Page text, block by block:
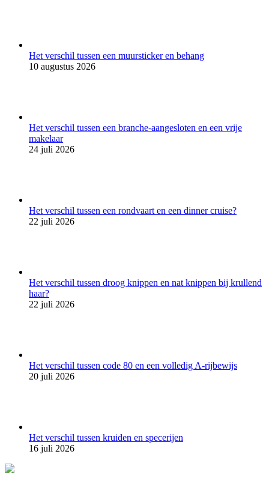
Het verschil tussen een muursticker en behang
10 augustus 2026
Het verschil tussen een branche-aangesloten en een vrije
makelaar
24 juli 2026
Het verschil tussen een rondvaart en een dinner cruise?
22 juli 2026
Het verschil tussen droog knippen en nat knippen bij krullend
haar?
22 juli 2026
Het verschil tussen code 80 en een volledig A-rijbewijs
20 juli 2026
Het verschil tussen kruiden en specerijen
16 juli 2026